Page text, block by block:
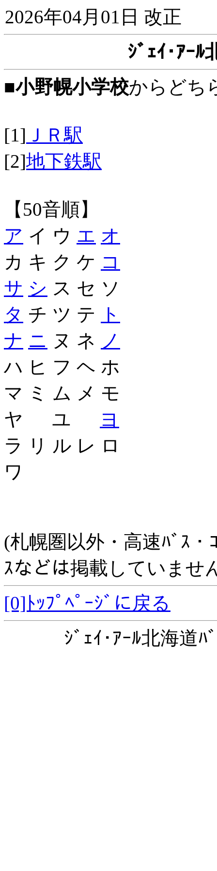
2026年04月01日 改正
ｼﾞｪｲ･ｱｰﾙ
■小野幌小学校からどち
[1] ＪＲ駅
[2]地下鉄駅
【50音順】
ア イ ウ エ オ
カ キ ク ケ コ
サ シ ス セ ソ
タ チ ツ テ
ト
ナ ニ ヌ ネ ノ
ハ ヒ フ ヘ ホ
マ ミ ム メ モ
ヤ ユ
ヨ
ラ リ ル レ ロ
ワ
(札幌圏以外・高速ﾊﾞｽ・
ｽなどは掲載していませ
[0]ﾄｯﾌﾟﾍﾟｰｼﾞに戻る
ｼﾞｪｲ･ｱｰﾙ北海道